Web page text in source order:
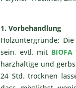
1. Vorbehandlung
Holzuntergründe:
sein, evtl. mit
harzhaltige und
24 Std. trocknen